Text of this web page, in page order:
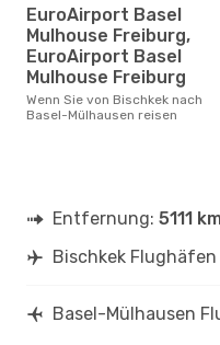
EuroAirport Basel
Mulhouse Freiburg,
EuroAirport Basel
Mulhouse Freiburg
Wenn Sie von Bischkek nach
Basel-Mülhausen reisen
Entfernung: 5111
Bischkek Flughäfen
Basel-Mülhausen